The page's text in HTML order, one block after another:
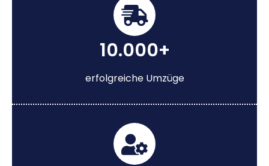
10.000+
erfolgreiche Umzüge